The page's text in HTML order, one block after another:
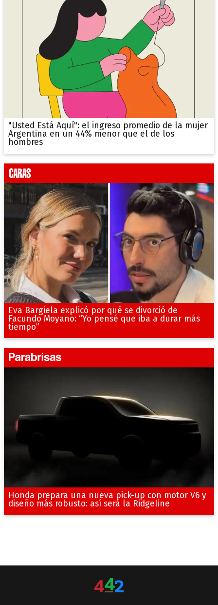
"Usted Está Aquí": el ingreso promedio de la mujer
Argentina en un 44% menor que el de los
hombres
Eva Bargiela explicó por qué se divorció de
Facundo Moyano: “Yo pensé que iba a durar más
tiempo”
Honda prepara una nueva pick-up con motor V6 y
diseño más robusto: así será la Ridgeline